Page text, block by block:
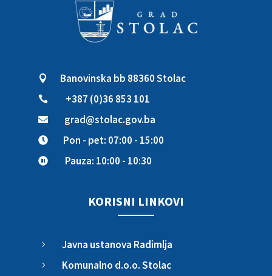
 Banovinska bb 88360 Stolac
 +387 (0)36 853 101
 grad@stolac.gov.ba
 Pon - pet: 07:00 - 15:00
 Pauza: 10:00 - 10:30
KORISNI LINKOVI
5 Javna ustanova Radimlja
5 Komunalno d.o.o. Stolac